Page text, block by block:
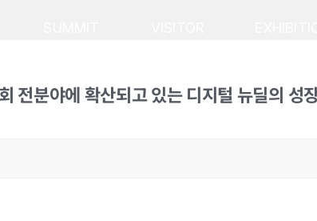
분야에 확산되고 있는 디지털 뉴딜의 성